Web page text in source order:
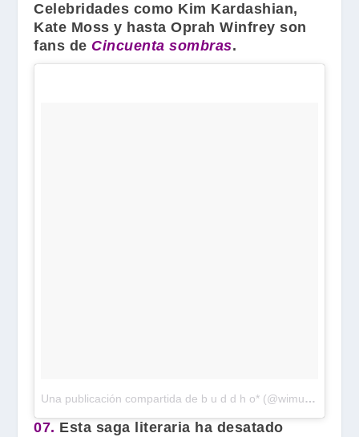
Celebridades como Kim Kardashian,
Kate Moss y hastaOprah Winfrey son
fans de Cincuenta sombras.
Una publicación compartida de b u d d h o* (@wimutti_r)
07. Esta saga literaria ha desatado